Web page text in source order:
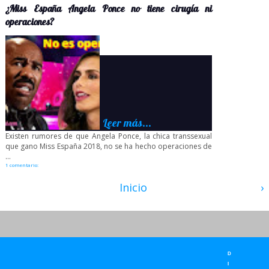
¿Miss España Angela Ponce no tiene cirugía ni
operaciones?
Leer más...
Existen rumores de que Angela Ponce, la chica transsexual
que gano Miss España 2018, no se ha hecho operaciones de
...
1 comentario:
›
Inicio
D